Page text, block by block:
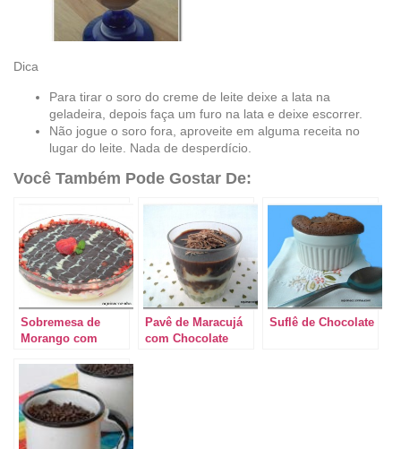
Dica
Para tirar o soro do creme de leite deixe a lata na
geladeira, depois faça um furo na lata e deixe escorrer.
Não jogue o soro fora, aproveite em alguma receita no
lugar do leite. Nada de desperdício.
Você Também Pode Gostar De:
Sobremesa de
Morango com
Pavê de Maracujá
com Chocolate
Suflê de Chocolate